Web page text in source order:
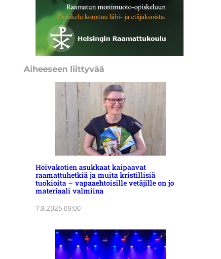
Aiheeseen liittyvää
Hoivakotien asukkaat kaipaavat
raamattuhetkiä ja muita kristillisiä
tuokioita – vapaaehtoisille vetäjille on jo
materiaali valmiina
7.8.2026 09:00